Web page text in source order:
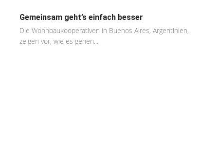
Gemeinsam geht’s einfach besser
Die Wohnbaukooperativen in Buenos Aires, Argentinien,
zeigen vor, wie es gehen...